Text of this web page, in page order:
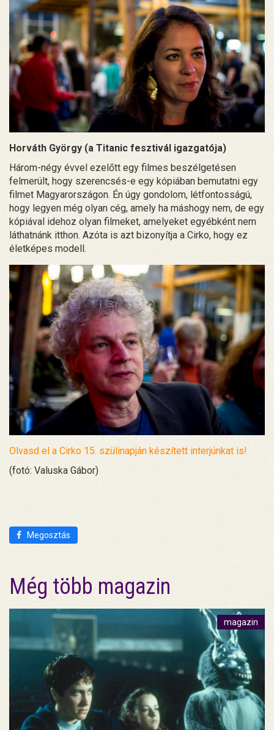
Horváth György (a Titanic fesztivál igazgatója)
Három-négy évvel ezelőtt egy filmes beszélgetésen
felmerült, hogy szerencsés-e egy kópiában bemutatni egy
filmet Magyarországon. Én úgy gondolom, létfontosságú,
hogy legyen még olyan cég, amely ha máshogy nem, de egy
kópiával idehoz olyan filmeket, amelyeket egyébként nem
láthatnánk itthon. Azóta is azt bizonyítja a Cirko, hogy ez
életképes modell.
Olvasd el a Cirko 15. szülinapján készített interjúnkat is!
(fotó: Valuska Gábor)
Megosztás
Még több magazin
magazin